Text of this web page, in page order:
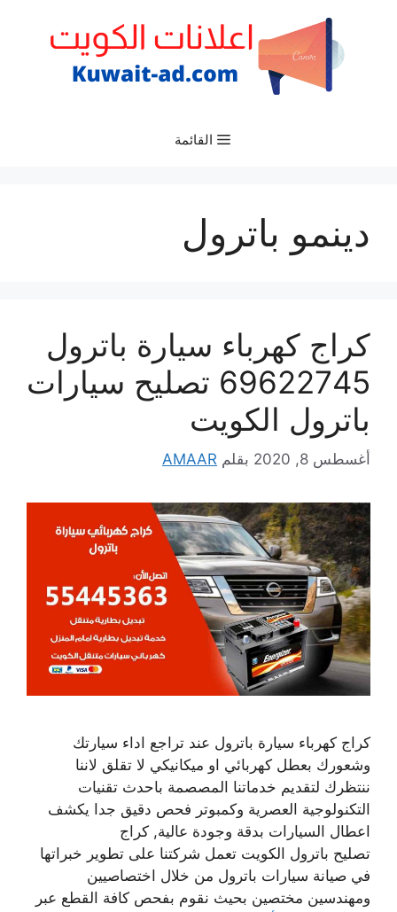
القائمة
دينمو باترول
كراج كهرباء سيارة باترول
69622745 تصليح سيارات
باترول الكويت
أغسطس 8, 2020 بقلم AMAAR
كراج كهرباء سيارة باترول عند تراجع اداء سيارتك
وشعورك بعطل كهربائي او ميكانيكي لا تقلق لاننا
ننتظرك لتقديم خدماتنا المصصمة باحدث تقنيات
التكنولوجية العصرية وكمبوتر فحص دقيق جدا يكشف
اعطال السيارات بدقة وجودة عالية, كراج
تصليح باترول الكويت تعمل شركتنا على تطوير خبراتها
في صيانة سيارات باترول من خلال اختصاصيين
ومهندسين مختصين بحيث نقوم بفحص كافة القطع عبر